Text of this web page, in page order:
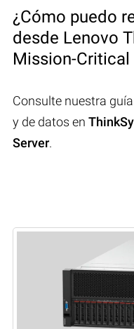
¿Cómo puedo
desde Lenovo
Mission-Critical
Consulte nuestra
y de datos en
Server.